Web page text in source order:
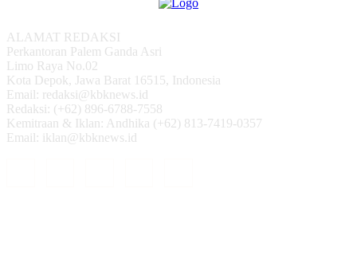
ALAMAT REDAKSI
Perkantoran Palem Ganda Asri
Limo Raya No.02
Kota Depok, Jawa Barat 16515, Indonesia
Email: redaksi@kbknews.id
Redaksi: (+62) 896-6788-7558
Kemitraan & Iklan: Andhika (+62) 813-7419-0357
Email: iklan@kbknews.id